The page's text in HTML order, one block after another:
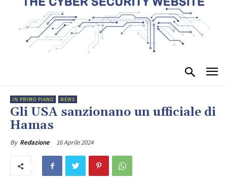
IN PRIMO PIANO NEWS
Gli USA sanzionano un ufficiale di
Hamas
By Redazione 16 Aprile 2024